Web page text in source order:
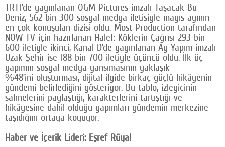
TRT1’de yayınlanan OGM Pictures imzalı Taşacak Bu
Deniz, 562 bin 300 sosyal medya iletisiyle mayıs ayının
en çok konuşulan dizisi oldu. Most Production tarafından
NOW TV için hazırlanan Halef: Köklerin Çağrısı 293 bin
600 iletiyle ikinci, Kanal D’de yayınlanan Ay Yapım imzalı
Uzak Şehir ise 188 bin 700 iletiyle üçüncü oldu. İlk üç
yapımın sosyal medya yansımasının yaklaşık
%48’ini oluşturması, dijital ilgide birkaç güçlü hikâyenin
gündemi belirlediğini gösteriyor. Bu tablo, izleyicinin
sahnelerini paylaştığı, karakterlerini tartıştığı ve
hikâyesine dahil olduğu yapımları gündemin merkezine
taşıdığını ortaya koyuyor.
Haber ve İçerik Lideri: Eşref Rüya!